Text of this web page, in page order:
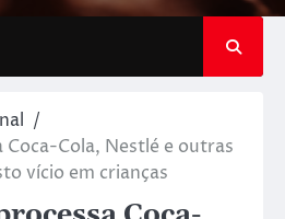
Coca-Cola, Nestlé e outras
vício em crianças